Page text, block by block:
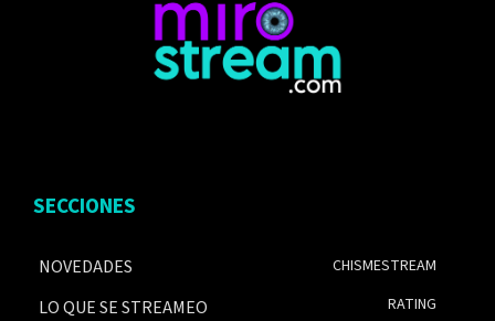
SECCIONES
NOVEDADES
LO QUE SE STREAMEO
CHISMESTREAM
RATING